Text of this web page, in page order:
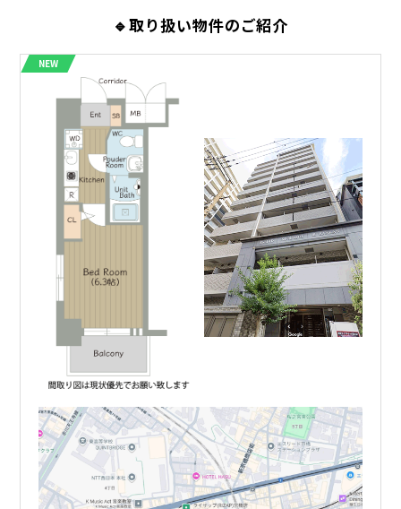
🔹取り扱い物件のご紹介
NEW